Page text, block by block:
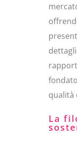
qualità
La